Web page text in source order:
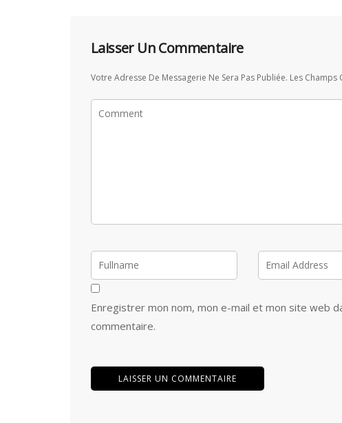
Laisser Un Commentaire
Votre Adresse De Messagerie Ne Sera Pas Publiée. Les Champs
Enregistrer mon nom, mon e-mail et mon site web
commentaire.